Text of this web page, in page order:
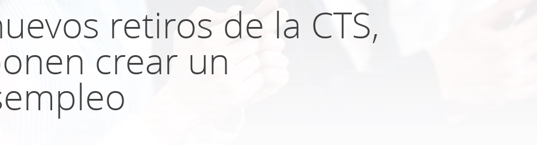
retiros de la CTS,
crear un
SOBRE